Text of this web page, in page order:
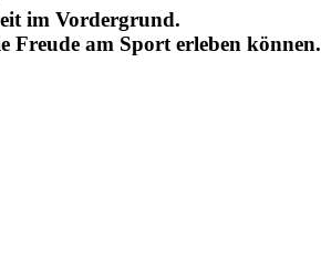
im Vordergrund.
Freude am Sport erleben können.